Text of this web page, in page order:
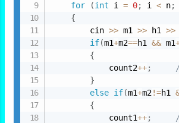
for
(int i = 0; i < n;
{
        cin
>> m1 >> h1 >>
if(m1+m2==h1 && m1
{
            count2
++;
}
else if(m1+m2!=h1
{
            count1
++;